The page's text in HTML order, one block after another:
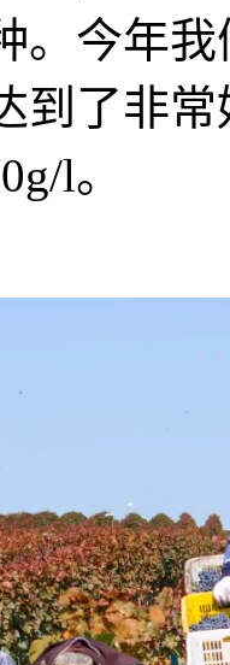
。今年
到了非
l。